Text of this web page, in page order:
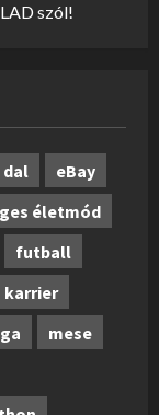
szól!
dal
eBay
életmód
futball
karrier
mese